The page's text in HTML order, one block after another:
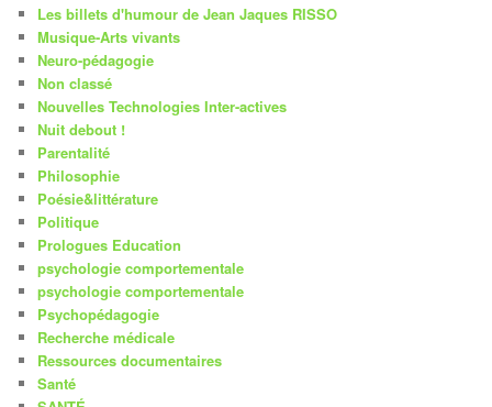
Les billets d'humour de Jean Jaques RISSO
Musique-Arts vivants
Neuro-pédagogie
Non classé
Nouvelles Technologies Inter-actives
Nuit debout !
Parentalité
Philosophie
Poésie&littérature
Politique
Prologues Education
psychologie comportementale
psychologie comportementale
Psychopédagogie
Recherche médicale
Ressources documentaires
Santé